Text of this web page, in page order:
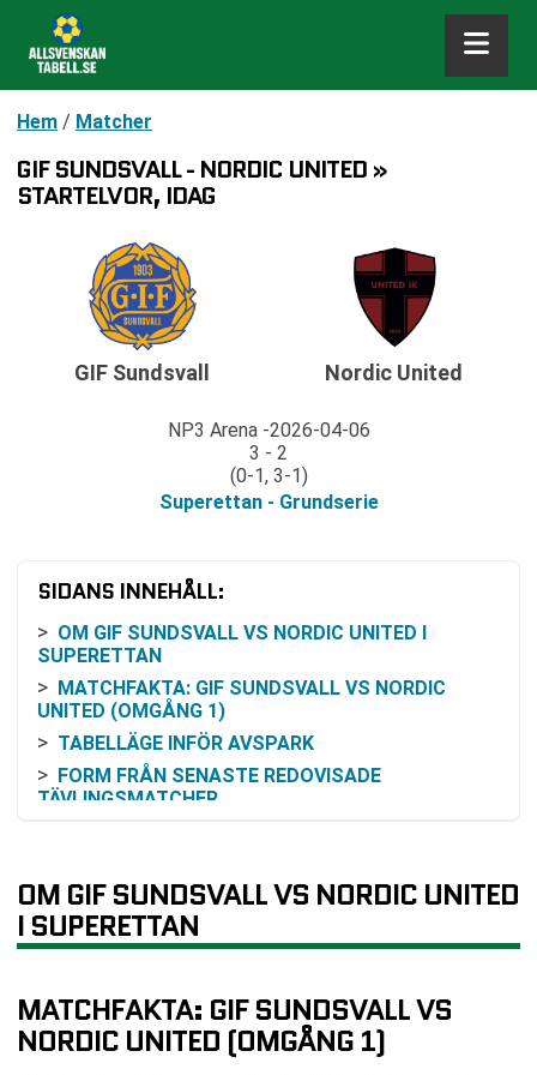
Hem / Matcher
GIF SUNDSVALL - NORDIC UNITED »
STARTELVOR, IDAG
GIF Sundsvall
NP3 Arena 2026-04-06
3 - 2
(0-1, 3-1)
Superettan - Grundserie
Nordic United
SIDANS INNEHÅLL:
OM GIF SUNDSVALL VS NORDIC UNITED I
SUPERETTAN
MATCHFAKTA: GIF SUNDSVALL VS NORDIC
UNITED (OMGÅNG 1)
TABELLÄGE INFÖR AVSPARK
FORM FRÅN SENASTE REDOVISADE
TÄVLINGSMATCHER
ONLINE
ODDS OCH VINSTCHANS: SÅ KAN DU TOLKA
FÖRHANDSSIFFROR
VANLIGA FRÅGOR OM GIF SUNDSVALL VS
NORDIC UNITED
OM GIF SUNDSVALL VS NORDIC UNITED
I SUPERETTAN
MATCHFAKTA: GIF SUNDSVALL VS
NORDIC UNITED (OMGÅNG 1)